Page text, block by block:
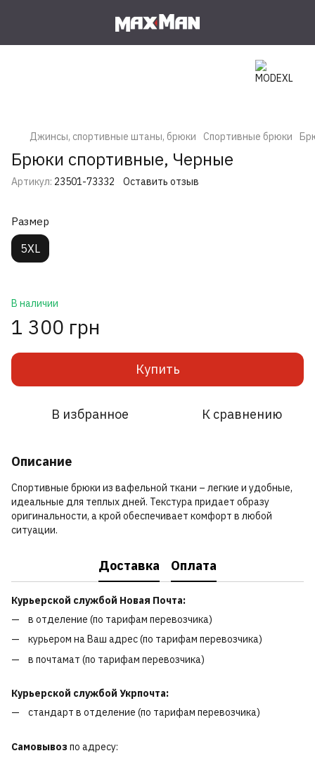
Джинсы, спортивные штаны, брюки Спортивные брюки
Брюки спортивные, Черные
Артикул: 23501-73332 Оставить отзыв
Размер
5XL
В наличии
1 300 грн
Купить
В избранное К сравнению
Описание
Спортивные брюки из вафельной ткани – легкие и удобные,
идеальные для теплых дней. Текстура придает образу
оригинальности, а крой обеспечивает комфорт в любой
ситуации.
Доставка Оплата
Курьерской службой Новая Почта:
в отделение (по тарифам перевозчика)
курьером на Ваш адрес (по тарифам перевозчика)
в почтамат (по тарифам перевозчика)
Курьерской службой Укрпочта:
стандарт в отделение (по тарифам перевозчика)
Самовывозпо адресу: